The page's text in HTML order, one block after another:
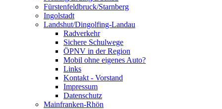
Fürstenfeldbruck/Starnberg
Ingolstadt
Landshut/Dingolfing-Landau
Radverkehr
Sichere Schulwege
ÖPNV in der Region
Mobil ohne eigenes Auto?
Links
Kontakt - Vorstand
Impressum
Datenschutz
Mainfranken-Rhön